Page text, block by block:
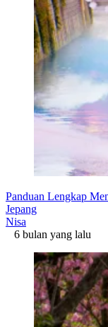
Panduan Lengkap
Jepang
Nisa
6 bulan yang lalu